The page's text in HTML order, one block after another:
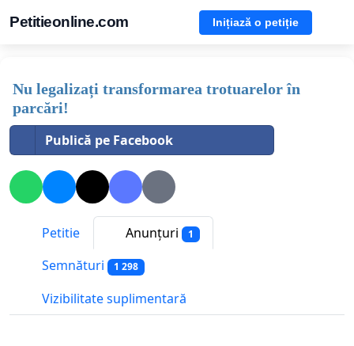
Petitieonline.com Inițiază o petiție
Nu legalizați transformarea trotuarelor în
parcări!
Publică pe Facebook
Petitie Anunțuri 1
Semnături 1 298
Vizibilitate suplimentară